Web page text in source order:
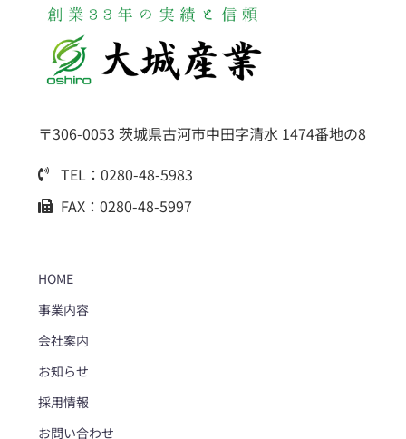
〒306-0053 茨城県古河市中田字清水 1474番地の8
TEL：0280-48-5983
FAX：0280-48-5997
HOME
事業内容
会社案内
お知らせ
採用情報
お問い合わせ